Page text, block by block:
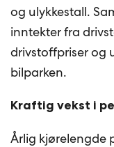
og ulykkestall.
inntekter fra
drivstoffpriser og
bilparken.
Kraftig vekst i
Årlig kjørelengde